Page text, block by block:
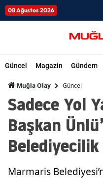
08 Ağustos 2026
Güncel Magazin Gündem
Muğla Olay Güncel
Sadece Yol
Başkan
Marmaris